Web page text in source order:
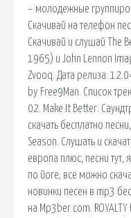
– молодежные
Скачивай на телефон
Скачивай и слушай The
1965) и John Lennon
Zvooq. Дата релиза:
by Free9Man. Список
02. Make It Better.
скачать бесплатно
Season. Слушать и
европа плюс, песни тут,
по йоге, все можно
новинки песен в mp3
на Mp3ber.com.